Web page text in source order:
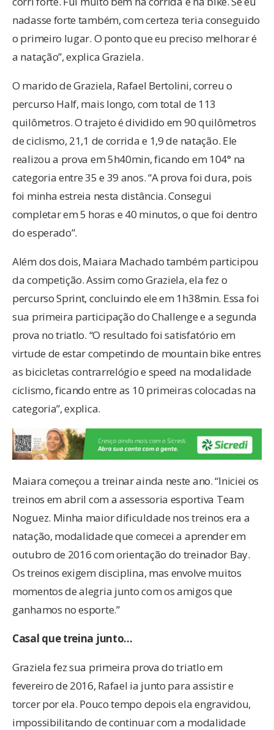
nadasse forte também, com certeza teria conseguido
o primeiro lugar. O ponto que eu preciso melhorar é
a natação”, explica Graziela.
O marido de Graziela, Rafael Bertolini, correu o
percurso Half, mais longo, com total de 113
quilômetros. O trajeto é dividido em 90 quilômetros
de ciclismo, 21,1 de corrida e 1,9 de natação. Ele
realizou a prova em 5h40min, ficando em 104° na
categoria entre 35 e 39 anos. “A prova foi dura, pois
foi minha estreia nesta distância. Consegui
completar em 5 horas e 40 minutos, o que foi dentro
do esperado”.
Além dos dois, Maiara Machado também participou
da competição. Assim como Graziela, ela fez o
percurso Sprint, concluindo ele em 1h38min. Essa foi
sua primeira participação do Challenge e a segunda
prova no triatlo. “O resultado foi satisfatório em
virtude de estar competindo de mountain bike entres
as bicicletas contrarrelógio e speed na modalidade
ciclismo, ficando entre as 10 primeiras colocadas na
categoria”, explica.
Maiara começou a treinar ainda neste ano. “Iniciei os
treinos em abril com a assessoria esportiva Team
Noguez. Minha maior dificuldade nos treinos era a
natação, modalidade que comecei a aprender em
outubro de 2016 com orientação do treinador Bay.
Os treinos exigem disciplina, mas envolve muitos
momentos de alegria junto com os amigos que
ganhamos no esporte.”
Casal que treina junto…
Graziela fez sua primeira prova do triatlo em
fevereiro de 2016, Rafael ia junto para assistir e
torcer por ela. Pouco tempo depois ela engravidou,
impossibilitando de continuar com a modalidade